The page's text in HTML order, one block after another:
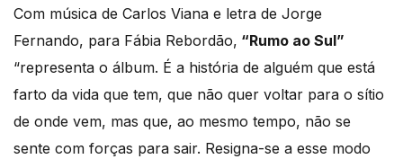
Com música de Carlos Viana e letra de Jorge
Fernando, para Fábia Rebordão, “Rumo ao Sul”
“representa o álbum. É a história de alguém que está
farto da vida que tem, que não quer voltar para o sítio
de onde vem, mas que, ao mesmo tempo, não se
sente com forças para sair. Resigna-se a esse modo